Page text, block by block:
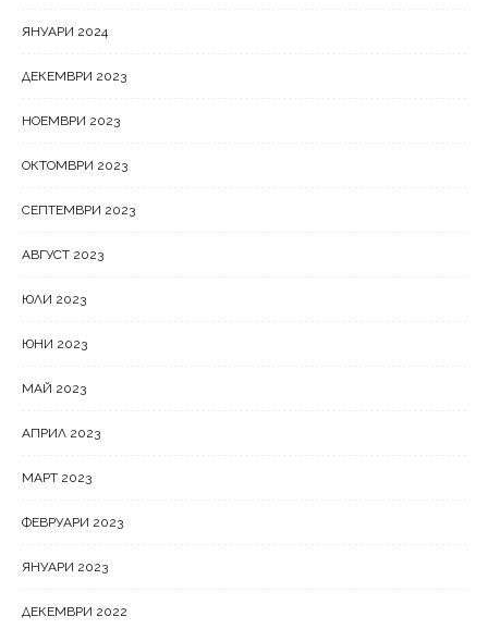
ЯНУАРИ 2024
ДЕКЕМВРИ 2023
НОЕМВРИ 2023
ОКТОМВРИ 2023
СЕПТЕМВРИ 2023
АВГУСТ 2023
ЮЛИ 2023
ЮНИ 2023
МАЙ 2023
АПРИЛ 2023
МАРТ 2023
ФЕВРУАРИ 2023
ЯНУАРИ 2023
ДЕКЕМВРИ 2022